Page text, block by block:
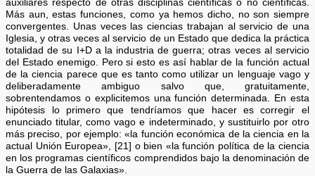
auxiliares respecto de otras disciplinas científicas o no científicas.
Más aun, estas funciones, como ya hemos dicho, no son siempre
convergentes. Unas veces las ciencias trabajan al servicio de una
Iglesia, y otras veces al servicio de un Estado que dedica la práctica
totalidad de su I+D a la industria de guerra; otras veces al servicio
del Estado enemigo. Pero si esto es así hablar de la función actual
de la ciencia parece que es tanto como utilizar un lenguaje vago y
deliberadamente ambiguo salvo que, gratuitamente,
sobrentendamos o explicitemos una función determinada. En esta
hipótesis lo primero que tendríamos que hacer es corregir el
enunciado titular, como vago e indeterminado, y sustituirlo por otro
más preciso, por ejemplo: «la función económica de la ciencia en la
actual Unión Europea», [21] o bien «la función política de la ciencia
en los programas científicos comprendidos bajo la denominación de
la Guerra de las Galaxias».